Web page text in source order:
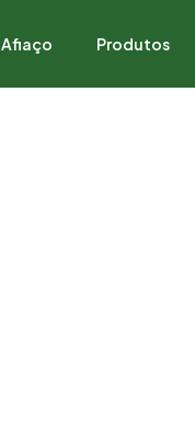
Afiaço Produtos